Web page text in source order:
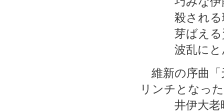
殺される理
芽ばえる
波乱にとん
維新の序曲「
リンチとなっ
井伊大老暗